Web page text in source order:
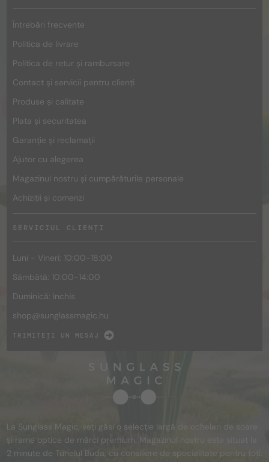
Întrebări frecvente
Politica de livrare
Politica de retur și rambursare
Contact și servicii pentru clienți
Produse și calitate
Plata și securitatea
Garanție și reclamații
Ajutor cu alegerea
Magazinul nostru și cumpărăturile personale
Achiziții și comenzi
SERVICIUL CLIENȚI
Luni - Vineri: 10:00-18:00
Sâmbătă: 10:00-14:00
Duminică: închis
shop@sunglassmagic.hu
TRIMITEȚI UN MESAJ
La Sunglass Magic, veți găsi o selecție largă de ochelari de soare
și rame optice de mărci premium. Magazinul nostru este situat la
2 minute de Tunelul Buda, cu consiliere de specialitate pentru toți.